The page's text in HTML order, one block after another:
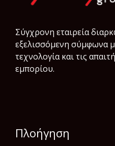
Σύγχρονη εταιρεία
εξελισσόμενη σύμφωνα
τεχνολογία και τις
εμπορίου.
Πλοήγηση